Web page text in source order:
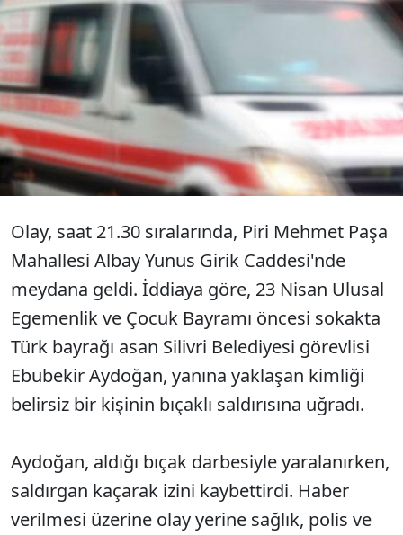
İstanbul Silivri'de belediye görevlisi,
kimliği belirsiz bir kişinin bıçaklı
saldırısına uğrayarak, yaralandı.
Olay, saat 21.30 sıralarında, Piri Mehmet Paşa
Mahallesi Albay Yunus Girik Caddesi'nde
meydana geldi. İddiaya göre, 23 Nisan Ulusal
Egemenlik ve Çocuk Bayramı öncesi sokakta
Türk bayrağı asan Silivri Belediyesi görevlisi
Ebubekir Aydoğan, yanına yaklaşan kimliği
belirsiz bir kişinin bıçaklı saldırısına uğradı.
Aydoğan, aldığı bıçak darbesiyle yaralanırken,
saldırgan kaçarak izini kaybettirdi. Haber
verilmesi üzerine olay yerine sağlık, polis ve